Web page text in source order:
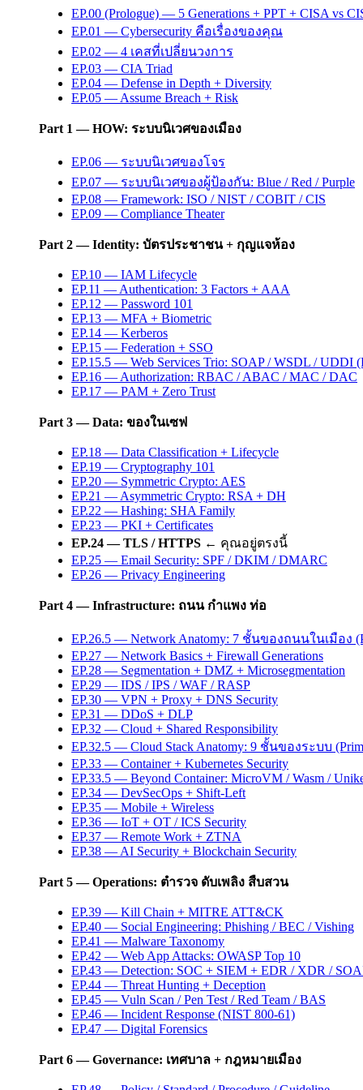
EP.00 (Prologue) — 5 Generations + PPT + CISA vs
EP.01 — Cybersecurity คือเรื่องของคุณ
EP.02 — 4 เคสที่เปลี่ยนวงการ
EP.03 — CIA Triad
EP.04 — Defense in Depth + Diversity
EP.05 — Assume Breach + Risk
Part 1 — HOW: ระบบนิเวศของเมือง
EP.06 — ระบบนิเวศของโจร
EP.07 — ระบบนิเวศของผู้ป้องกัน: Blue / Red / Purple
EP.08 — Framework: ISO / NIST / COBIT / CIS
EP.09 — Compliance Theater
Part 2 — Identity: บัตรประชาชน + กุญแจห้อง
EP.10 — IAM Lifecycle
EP.11 — Authentication: 3 Factors + AAA
EP.12 — Password 101
EP.13 — MFA + Biometric
EP.14 — Kerberos
EP.15 — Federation + SSO
EP.15.5 — Web Services Trio: SOAP / WSDL / UDDI
EP.16 — Authorization: RBAC / ABAC / MAC / DAC
EP.17 — PAM + Zero Trust
Part 3 — Data: ของในเซฟ
EP.18 — Data Classification + Lifecycle
EP.19 — Cryptography 101
EP.20 — Symmetric Crypto: AES
EP.21 — Asymmetric Crypto: RSA + DH
EP.22 — Hashing: SHA Family
EP.23 — PKI + Certificates
EP.24 — TLS / HTTPS ← คุณอยู่ตรงนี้
EP.25 — Email Security: SPF / DKIM / DMARC
EP.26 — Privacy Engineering
Part 4 — Infrastructure: ถนน กำแพง ท่อ
EP.26.5 — Network Anatomy: 7 ชั้นของถนนในเมือง
EP.27 — Network Basics + Firewall Generations
EP.28 — Segmentation + DMZ + Microsegmentation
EP.29 — IDS / IPS / WAF / RASP
EP.30 — VPN + Proxy + DNS Security
EP.31 — DDoS + DLP
EP.32 — Cloud + Shared Responsibility
EP.32.5 — Cloud Stack Anatomy: 9 ชั้นของระบบ
EP.33 — Container + Kubernetes Security
EP.33.5 — Beyond Container: MicroVM / Wasm /
EP.34 — DevSecOps + Shift-Left
EP.35 — Mobile + Wireless
EP.36 — IoT + OT / ICS Security
EP.37 — Remote Work + ZTNA
EP.38 — AI Security + Blockchain Security
Part 5 — Operations: ตำรวจ ดับเพลิง สืบสวน
EP.39 — Kill Chain + MITRE ATT&CK
EP.40 — Social Engineering: Phishing / BEC / Vishing
EP.41 — Malware Taxonomy
EP.42 — Web App Attacks: OWASP Top 10
EP.43 — Detection: SOC + SIEM + EDR / XDR /
EP.44 — Threat Hunting + Deception
EP.45 — Vuln Scan / Pen Test / Red Team / BAS
EP.46 — Incident Response (NIST 800-61)
EP.47 — Digital Forensics
Part 6 — Governance: เทศบาล + กฎหมายเมือง